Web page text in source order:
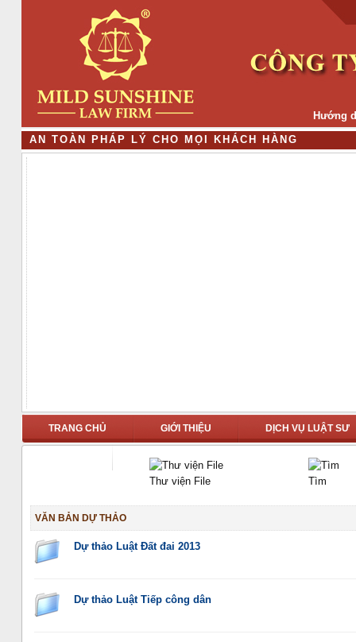
Hướng
A N TOÀ N P H Á P LÝ C H O M Ọ K H ÁC H H À N G
TRANG CHỦ GIỚI THIỆU DỊCH VỤ LUẬT SƯ
Thư viện File Tìm
VĂN BẢN DỰ THẢO
Dự thảo Luật Đất đai 2013
Dự thảo Luật Tiếp công dân